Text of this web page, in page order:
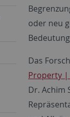
oder neu
Das
Property |
Dr. Achim